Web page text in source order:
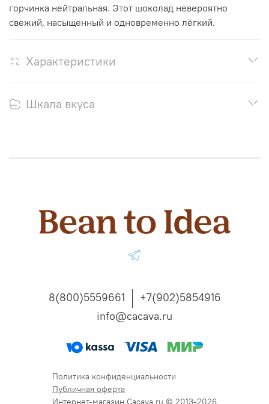
горчинка нейтральная. Этот шоколад невероятно
свежий, насыщенный и одновременно лёгкий.
Характеристики
Шкала вкуса
8(800)5559661
+7(902)5854916
info@cacava.ru
Политика конфиденциальности
Публичная оферта
Интернет-магазин Cacava.ru © 2013-2026